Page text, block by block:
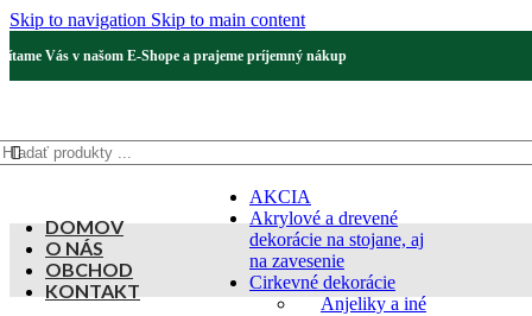
Skip to navigation Skip to main content
Vás v našom E-Shope a prajeme príjemný nákup
AKCIA
Akrylové a drevené
dekorácie na stojane, aj
na zavesenie
Cirkevné dekorácie
Anjeliky a iné
DOMOV
O NÁS
OBCHOD
KONTAKT